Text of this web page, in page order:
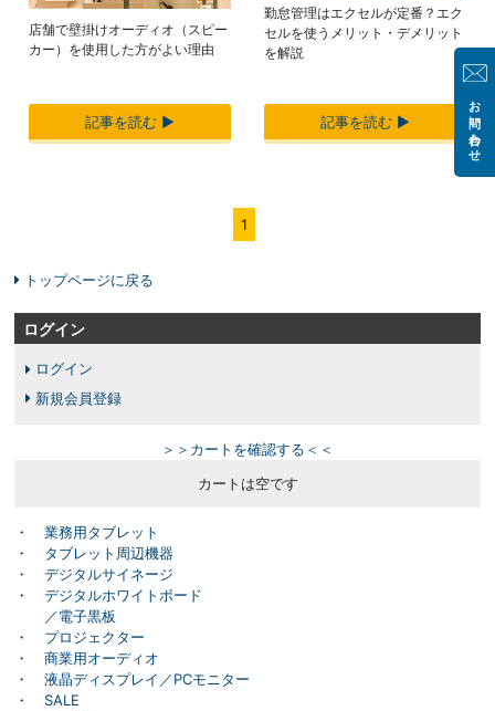
お問い合わせ
店舗で壁掛けオーディオ（スピー
カー）を使用した方がよい理由
記事を読む ▶︎
勤怠管理はエクセルが定番？エク
セルを使うメリット・デメリット
を解説
記事を読む ▶︎
1
トップページに戻る
ログイン
ログイン
新規会員登録
＞＞カートを確認する＜＜
カートは空です
・
業務用タブレット
・
タブレット周辺機器
・
デジタルサイネージ
・
デジタルホワイトボード
／電子黒板
・
プロジェクター
・
商業用オーディオ
・
液晶ディスプレイ／PCモニター
・
SALE